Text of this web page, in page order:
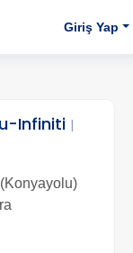
Giriş Yap
Infiniti |
(Konyayolu)